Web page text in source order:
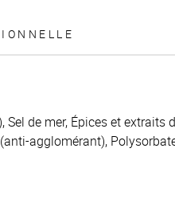
de mer, Épices et extraits
agglomérant),